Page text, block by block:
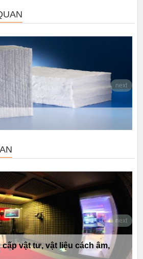
định hình Remak
next
và thiết kế thi công tiêu âm
next